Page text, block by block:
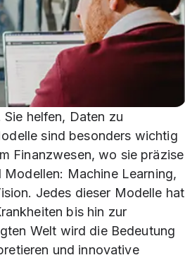
helfen, Daten zu
sind besonders wichtig
Finanzwesen, wo sie präzise
Machine Learning,
Jedes dieser Modelle hat
bis hin zur
Welt wird die Bedeutung
und innovative